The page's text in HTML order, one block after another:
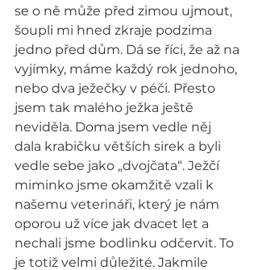
se o ně může před zimou ujmout,
šoupli mi hned zkraje podzima
jedno před dům. Dá se říci, že až na
vyjímky, máme každý rok jednoho,
nebo dva ježečky v péči. Přesto
jsem tak malého ježka ještě
neviděla. Doma jsem vedle něj
dala krabičku větších sirek a byli
vedle sebe jako „dvojčata“. Ježčí
miminko jsme okamžitě vzali k
našemu veterináři, který je nám
oporou už více jak dvacet let a
nechali jsme bodlinku odčervit. To
je totiž velmi důležité. Jakmile